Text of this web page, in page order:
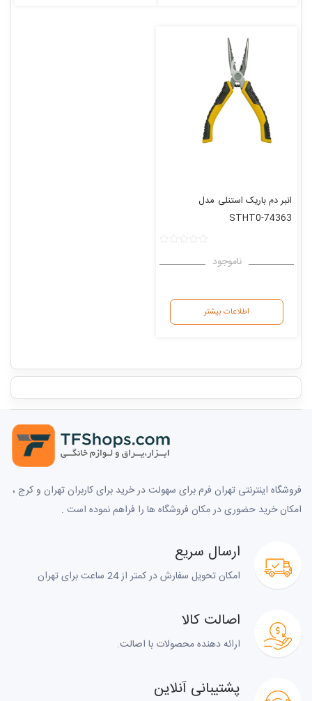
انبر دم باریک استنلی مدل
STHT0-74363
ناموجود
اطلاعات بیشتر
فروشگاه اینترنتی تهران فرم برای سهولت در خرید برای کاربران تهران و کرج ،
امکان خرید حضوری در مکان فروشگاه ها را فراهم نموده است .
ارسال سریع
امکان تحویل سفارش در کمتر از 24 ساعت برای تهران
اصالت کالا
ارائه دهنده محصولات با اصالت.
پشتیبانی آنلاین